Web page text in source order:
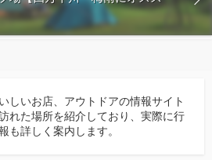
しいお店、アウトドアの情報サイト
れた場所を紹介しており、実際に行
も詳しく案内します。